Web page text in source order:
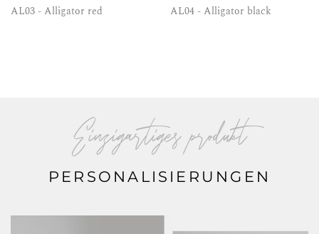
AL03 - Alligator red AL04 - Alligator black
Einzigartiges produkt
PERSONALISIERUNGEN